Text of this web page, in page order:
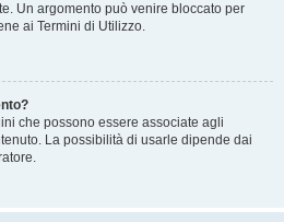
Un argomento può venire bloccato per
ai Termini di Utilizzo.
che possono essere associate agli
La possibilità di usarle dipende dai